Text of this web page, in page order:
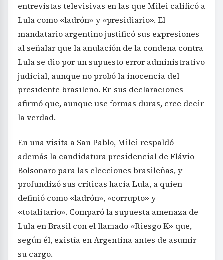
entrevistas televisivas en las que Milei calificó a
Lula como «ladrón» y «presidiario». El
mandatario argentino justificó sus expresiones
al señalar que la anulación de la condena contra
Lula se dio por un supuesto error administrativo
judicial, aunque no probó la inocencia del
presidente brasileño. En sus declaraciones
afirmó que, aunque use formas duras, cree decir
la verdad.
En una visita a San Pablo, Milei respaldó
además la candidatura presidencial de Flávio
Bolsonaro para las elecciones brasileñas, y
profundizó sus críticas hacia Lula, a quien
definió como «ladrón», «corrupto» y
«totalitario». Comparó la supuesta amenaza de
Lula en Brasil con el llamado «Riesgo K» que,
según él, existía en Argentina antes de asumir
su cargo.